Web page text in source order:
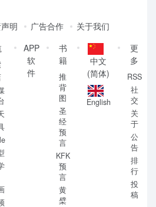
明 广告合作
关于我们
APP
软
件
书
籍
推
背
图
圣
经
预
言
KFK
预
言
黄
檗
中文
(简体)
English
更
多
RSS
社
交
关
于
公
告
排
行
投
稿